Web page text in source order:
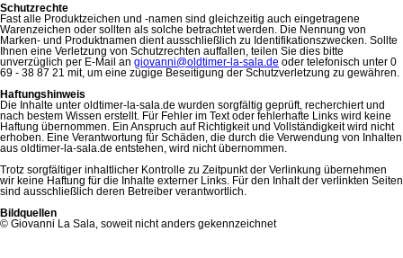
Schutzrechte
Fast alle Produktzeichen und -namen sind gleichzeitig auch eingetragene
Warenzeichen oder sollten als solche betrachtet werden. Die Nennung von
Marken- und Produktnamen dient ausschließlich zu Identifikationszwecken. Sollte
Ihnen eine Verletzung von Schutzrechten auffallen, teilen Sie dies bitte
unverzüglich per E-Mail an giovanni@oldtimer-la-sala.de oder telefonisch unter 0
69 - 38 87 21 mit, um eine zügige Beseitigung der Schutzverletzung zu gewähren.
Haftungshinweis
Die Inhalte unter oldtimer-la-sala.de wurden sorgfältig geprüft, recherchiert und
nach bestem Wissen erstellt. Für Fehler im Text oder fehlerhafte Links wird keine
Haftung übernommen. Ein Anspruch auf Richtigkeit und Vollständigkeit wird nicht
erhoben. Eine Verantwortung für Schäden, die durch die Verwendung von Inhalten
aus oldtimer-la-sala.de entstehen, wird nicht übernommen.
Trotz sorgfältiger inhaltlicher Kontrolle zu Zeitpunkt der Verlinkung übernehmen
wir keine Haftung für die Inhalte externer Links. Für den Inhalt der verlinkten Seiten
sind ausschließlich deren Betreiber verantwortlich.
Bildquellen
© Giovanni La Sala, soweit nicht anders gekennzeichnet